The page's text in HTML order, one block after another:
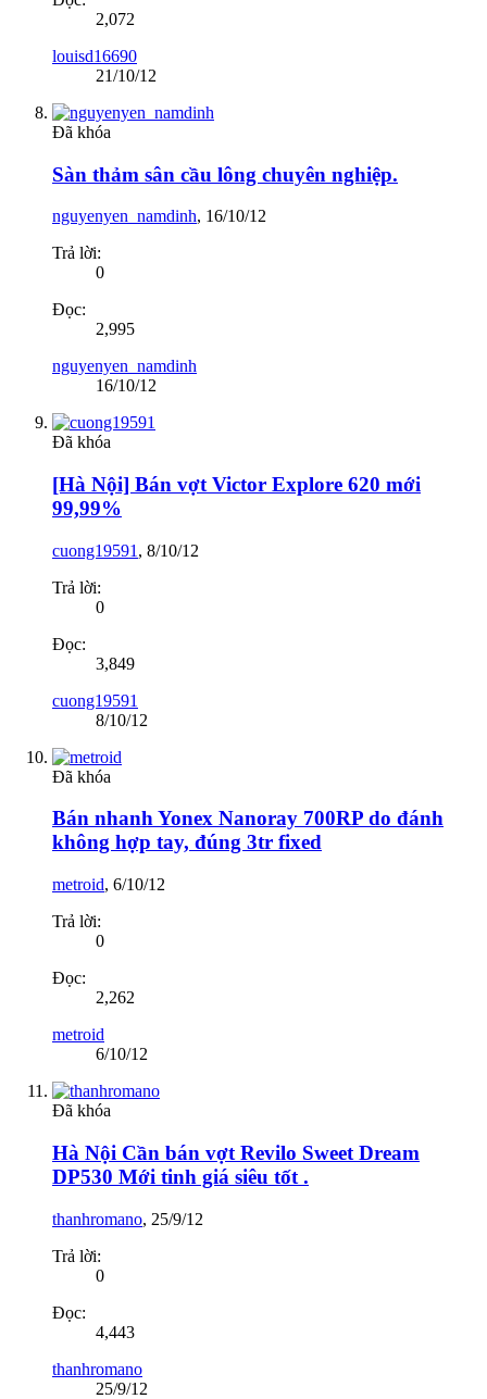
2,072
louisd16690
21/10/12
Đã khóa
Sàn thảm sân cầu lông chuyên nghiệp.
nguyenyen_namdinh, 16/10/12
Trả lời:
0
Đọc:
2,995
nguyenyen_namdinh
16/10/12
Đã khóa
[Hà Nội] Bán vợt Victor Explore 620 mới
99,99%
cuong19591 , 8/10/12
Trả lời:
0
Đọc:
3,849
cuong19591
8/10/12
Đã khóa
Bán nhanh Yonex Nanoray 700RP do đánh
không hợp tay, đúng 3tr fixed
metroid, 6/10/12
Trả lời:
0
Đọc:
2,262
metroid
6/10/12
Đã khóa
Hà Nội Cần bán vợt Revilo Sweet Dream
DP530 Mới tinh giá siêu tốt .
thanhromano, 25/9/12
Trả lời:
0
Đọc:
4,443
thanhromano
25/9/12